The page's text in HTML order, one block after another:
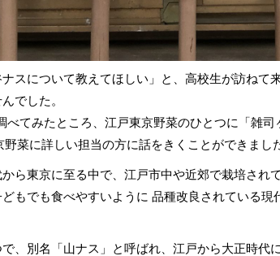
スについて教えてほしい」と、高校生が訪ねて
でした。
てみたところ、江戸東京野菜のひとつに「雑
菜に詳しい担当の方に話をきくことができまし
ら東京に至る中で、江戸市中や近郊で栽培され
もでも食べやすいように 品種改良されている
、別名「山ナス」と呼ばれ、江戸から大正時代